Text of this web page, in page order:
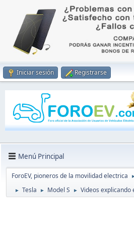
Iniciar sesión Registrarse
Menú Principal
ForoEV, pioneros de la movilidad electrica
► Tesla ► Model S ► Videos explicando